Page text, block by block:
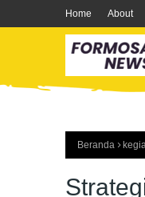
Home About
Beranda